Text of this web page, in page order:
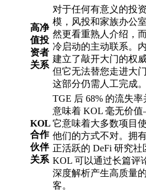
高净
值投
资者
关系
对于任何有意义的投
模，风投和家族办公
然更看重熟人介绍，
冷启动的主动联系。
建立了敲开大门的权威
但它无法替您走进大门
这部分仍需人工完成。
KOL
合作
伙伴
关系
TGE 后 68% 的流失率
意味着 KOL 毫无价
它意味着大多数项目
他们的方式不对。拥
正活跃的 DeFi 研究社
KOL 可以通过长篇评
深度解析产生高质量
客。